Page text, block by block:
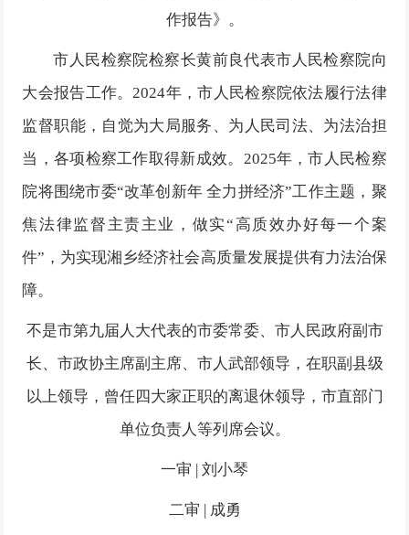
作报告》。
市人民检察院检察长黄前良代表市人民检察院向
大会报告工作。2024年，市人民检察院依法履行法律
监督职能，自觉为大局服务、为人民司法、为法治担
当，各项检察工作取得新成效。2025年，市人民检察
院将围绕市委“改革创新年 全力拼经济”工作主题，聚
焦法律监督主责主业，做实“高质效办好每一个案
件”，为实现湘乡经济社会高质量发展提供有力法治保
障。
不是市第九届人大代表的市委常委、市人民政府副市
长、市政协主席副主席、市人武部领导，在职副县级
以上领导，曾任四大家正职的离退休领导，市直部门
单位负责人等列席会议。
一审 | 刘小琴
二审 | 成勇